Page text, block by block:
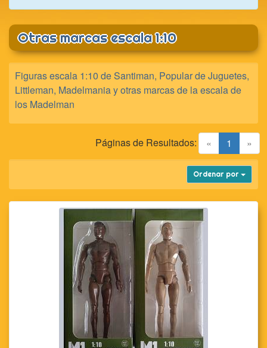
Otras marcas escala 1:10
Figuras escala 1:10 de Santiman, Popular de Juguetes,
Littleman, Madelmania y otras marcas de la escala de
los Madelman
« 1 (current)
»
Páginas de Resultados:
Ordenar por